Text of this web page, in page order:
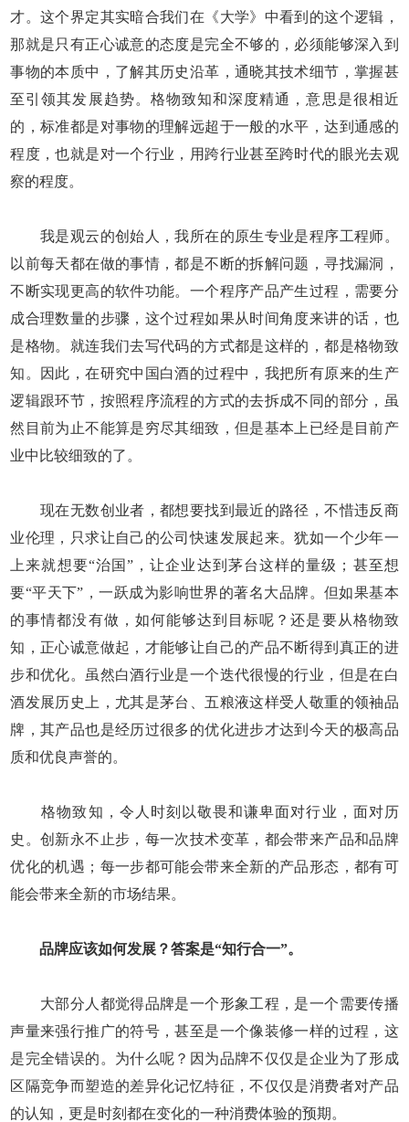
才。这个界定其实暗合我们在《大学》中看到的这个逻辑，
那就是只有正心诚意的态度是完全不够的，必须能够深入到
事物的本质中，了解其历史沿革，通晓其技术细节，掌握甚
至引领其发展趋势。格物致知和深度精通，意思是很相近
的，标准都是对事物的理解远超于一般的水平，达到通感的
程度，也就是对一个行业，用跨行业甚至跨时代的眼光去观
察的程度。
我是观云的创始人，我所在的原生专业是程序工程师。
以前每天都在做的事情，都是不断的拆解问题，寻找漏洞，
不断实现更高的软件功能。一个程序产品产生过程，需要分
成合理数量的步骤，这个过程如果从时间角度来讲的话，也
是格物。就连我们去写代码的方式都是这样的，都是格物致
知。因此，在研究中国白酒的过程中，我把所有原来的生产
逻辑跟环节，按照程序流程的方式的去拆成不同的部分，虽
然目前为止不能算是穷尽其细致，但是基本上已经是目前产
业中比较细致的了。
现在无数创业者，都想要找到最近的路径，不惜违反商
业伦理，只求让自己的公司快速发展起来。犹如一个少年一
上来就想要“治国”，让企业达到茅台这样的量级；甚至想
要“平天下”，一跃成为影响世界的著名大品牌。但如果基本
的事情都没有做，如何能够达到目标呢？还是要从格物致
知，正心诚意做起，才能够让自己的产品不断得到真正的进
步和优化。虽然白酒行业是一个迭代很慢的行业，但是在白
酒发展历史上，尤其是茅台、五粮液这样受人敬重的领袖品
牌，其产品也是经历过很多的优化进步才达到今天的极高品
质和优良声誉的。
格物致知，令人时刻以敬畏和谦卑面对行业，面对历
史。创新永不止步，每一次技术变革，都会带来产品和品牌
优化的机遇；每一步都可能会带来全新的产品形态，都有可
能会带来全新的市场结果。
品牌应该如何发展？答案是“知行合一”。
大部分人都觉得品牌是一个形象工程，是一个需要传播
声量来强行推广的符号，甚至是一个像装修一样的过程，这
是完全错误的。为什么呢？因为品牌不仅仅是企业为了形成
区隔竞争而塑造的差异化记忆特征，不仅仅是消费者对产品
的认知，更是时刻都在变化的一种消费体验的预期。